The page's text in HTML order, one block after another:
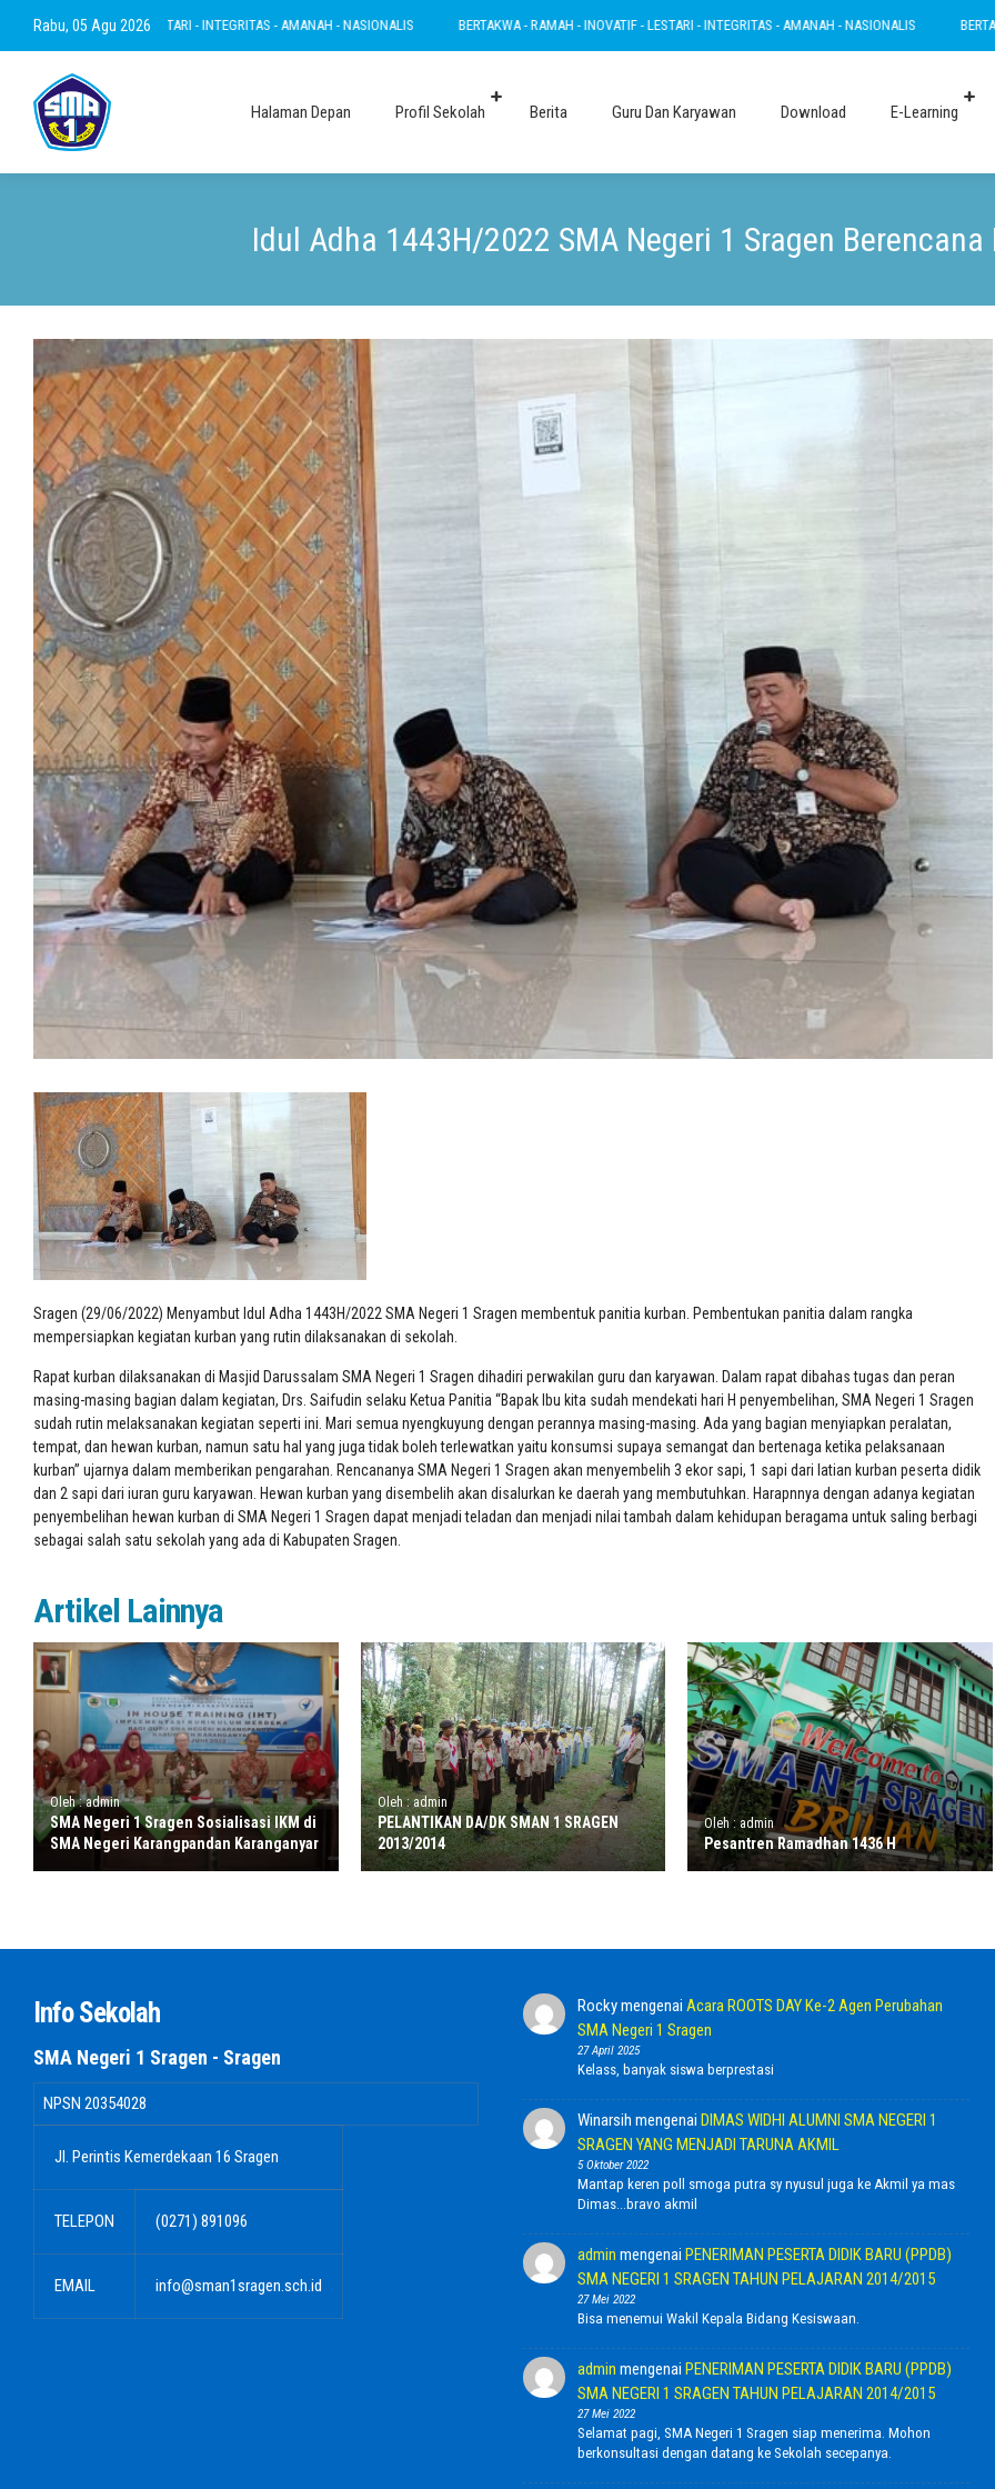
Rabu, 05 Agu 2026
INOVATIF - LESTARI - INTEGRITAS - AMANAH - NASIONALIS BERTAKWA - RAMAH - INOVATIF - LESTARI - INTEGRITAS - AMANAH - NASIONALIS BERTAKWA -
Halaman Depan Profil Sekolah Berita Guru Dan Karyawan Download E-Learning
Idul Adha 1443H/2022 SMA Negeri 1 Sragen Berencana
Sragen (29/06/2022) Menyambut Idul Adha 1443H/2022 SMA Negeri 1 Sragen membentuk panitia kurban. Pembentukan panitia dalam rangka
mempersiapkan kegiatan kurban yang rutin dilaksanakan di sekolah.
Rapat kurban dilaksanakan di Masjid Darussalam SMA Negeri 1 Sragen dihadiri perwakilan guru dan karyawan. Dalam rapat dibahas tugas dan peran
masing-masing bagian dalam kegiatan, Drs. Saifudin selaku Ketua Panitia “Bapak Ibu kita sudah mendekati hari H penyembelihan, SMA Negeri 1 Sragen
sudah rutin melaksanakan kegiatan seperti ini. Mari semua nyengkuyung dengan perannya masing-masing. Ada yang bagian menyiapkan peralatan,
tempat, dan hewan kurban, namun satu hal yang juga tidak boleh terlewatkan yaitu konsumsi supaya semangat dan bertenaga ketika pelaksanaan
kurban” ujarnya dalam memberikan pengarahan. Rencananya SMA Negeri 1 Sragen akan menyembelih 3 ekor sapi, 1 sapi dari latian kurban peserta didik
dan 2 sapi dari iuran guru karyawan. Hewan kurban yang disembelih akan disalurkan ke daerah yang membutuhkan. Harapnnya dengan adanya kegiatan
penyembelihan hewan kurban di SMA Negeri 1 Sragen dapat menjadi teladan dan menjadi nilai tambah dalam kehidupan beragama untuk saling berbagi
sebagai salah satu sekolah yang ada di Kabupaten Sragen.
Artikel Lainnya
Oleh : admin
SMA Negeri 1 Sragen Sosialisasi IKM di
SMA Negeri Karangpandan Karanganyar
Oleh : admin
PELANTIKAN DA/DK SMAN 1 SRAGEN
2013/2014
Oleh : admin
Pesantren Ramadhan 1436 H
Info Sekolah
SMA Negeri 1 Sragen - Sragen
NPSN 20354028
Jl. Perintis Kemerdekaan 16 Sragen
TELEPON (0271) 891096
EMAIL info@sman1sragen.sch.id
RockymengenaiAcara ROOTS DAY Ke-2 Agen Perubahan
SMA Negeri 1 Sragen
27 April 2025
Kelass, banyak siswa berprestasi
Winarsih mengenaiDIMAS WIDHI ALUMNI SMA NEGERI 1
SRAGEN YANG MENJADI TARUNA AKMIL
5 Oktober 2022
Mantap keren poll smoga putra sy nyusul juga ke Akmil ya mas
Dimas...bravo akmil
admin mengenaiPENERIMAN PESERTA DIDIK BARU (PPDB)
SMA NEGERI 1 SRAGEN TAHUN PELAJARAN 2014/2015
27 Mei 2022
Bisa menemui Wakil Kepala Bidang Kesiswaan.
admin mengenaiPENERIMAN PESERTA DIDIK BARU (PPDB)
SMA NEGERI 1 SRAGEN TAHUN PELAJARAN 2014/2015
27 Mei 2022
Selamat pagi, SMA Negeri 1 Sragen siap menerima. Mohon
berkonsultasi dengan datang ke Sekolah secepanya.